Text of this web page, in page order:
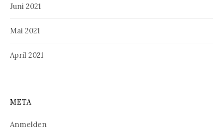
Juni 2021
Mai 2021
April 2021
META
Anmelden